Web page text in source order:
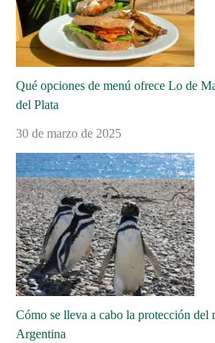
Qué opciones de menú ofrece Lo de
del Plata
30 de marzo de 2025
Cómo se lleva a cabo la protección del
Argentina